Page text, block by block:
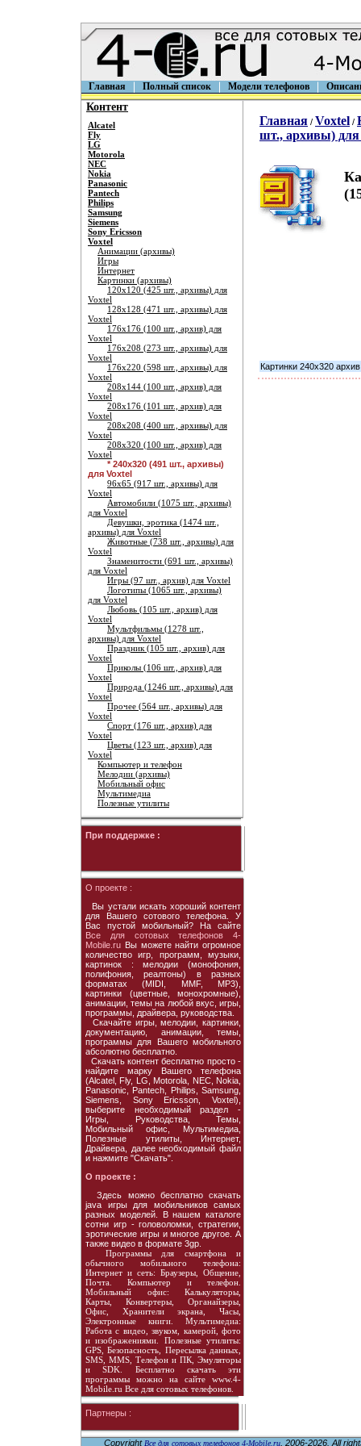
Главная Полный список Модели телефонов
Контент
Alcatel
Fly
LG
Motorola
NEC
Nokia
Panasonic
Pantech
Philips
Samsung
Siemens
Sony Ericsson
Voxtel
Анимации (архивы)
Игры
Интернет
Картинки (архивы)
120х120 (425 шт., архивы) для
Voxtel
128х128 (471 шт., архивы) для
Voxtel
176х176 (100 шт., архив) для
Voxtel
176х208 (273 шт., архивы) для
Voxtel
176х220 (598 шт., архивы) для
Voxtel
208х144 (100 шт., архив) для
Voxtel
208х176 (101 шт., архив) для
Voxtel
208х208 (400 шт., архивы) для
Voxtel
208х320 (100 шт., архив) для
Voxtel
* 240х320 (491 шт., архивы)
для Voxtel
96х65 (917 шт., архивы) для
Voxtel
Автомобили (1075 шт., архивы)
для Voxtel
Девушки, эротика (1474 шт.,
архивы) для Voxtel
Животные (738 шт., архивы) для
Voxtel
Знаменитости (691 шт., архивы)
для Voxtel
Игры (97 шт., архив) для Voxtel
Логотипы (1065 шт., архивы)
для Voxtel
Любовь (105 шт., архив) для
Voxtel
Мультфильмы (1278 шт.,
архивы) для Voxtel
Праздник (105 шт., архив) для
Voxtel
Приколы (106 шт., архив) для
Voxtel
Природа (1246 шт., архивы) для
Voxtel
Прочее (564 шт., архивы) для
Voxtel
Спорт (176 шт., архив) для
Voxtel
Цветы (123 шт., архив) для
Voxtel
Компьютер и телефон
Мелодии (архивы)
Мобильный офис
Мультимедиа
Полезные утилиты
При поддержке :
О проекте :
Вы устали искать хороший контент
для Вашего сотового телефона. У
Вас пустой мобильный? На сайте
Все для сотовых телефонов 4-
Mobile.ru Вы можете найти огромное
количество игр, программ, музыки,
картинок : мелодии (монофония,
полифония, реалтоны) в разных
форматах (MIDI, MMF, MP3),
картинки (цветные, монохромные),
анимации, темы на любой вкус, игры,
программы, драйвера, руководства.
Скачайте игры, мелодии, картинки,
документацию, анимации, темы,
программы для Вашего мобильного
абсолютно бесплатно.
Скачать контент бесплатно просто -
найдите марку Вашего телефона
(Alcatel, Fly, LG, Motorola, NEC, Nokia,
Panasonic, Pantech, Philips, Samsung,
Siemens, Sony Ericsson, Voxtel),
выберите необходимый раздел -
Игры, Руководства, Темы,
Мобильный офис, Мультимедиа,
Полезные утилиты, Интернет,
Драйвера, далее необходимый файл
и нажмите "Скачать".
О проекте :
Здесь можно бесплатно скачать
java игры для мобильников самых
разных моделей. В нашем каталоге
сотни игр - головоломки, стратегии,
эротические игры и многое другое. А
также видео в формате 3gp.
Программы для смартфона и
обычного мобильного телефона:
Интернет и сеть: Браузеры, Общение,
Почта. Компьютер и телефон.
Мобильный офис: Калькуляторы,
Карты, Конвертеры, Органайзеры,
Офис, Хранители экрана, Часы,
Электронные книги. Мультимедиа:
Работа с видео, звуком, камерой, фото
и изображениями. Полезные утилиты:
GPS, Безопасность, Пересылка данных,
SMS, MMS, Телефон и ПК, Эмуляторы
и SDK. Бесплатно скачать эти
программы можно на сайте www.4-
Mobile.ru Все для сотовых телефонов.
Партнеры :
Главная / Voxtel /
шт., архивы) для
Картинки 240х320
Copyright Все для сотовых телефонов 4-Mobile.ru, 2006-2026. All